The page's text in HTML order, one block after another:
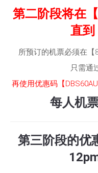
第二阶段将在
直到
所预订的机票必须在
只需通
再使用优惠码【
每人机
第三阶段的优